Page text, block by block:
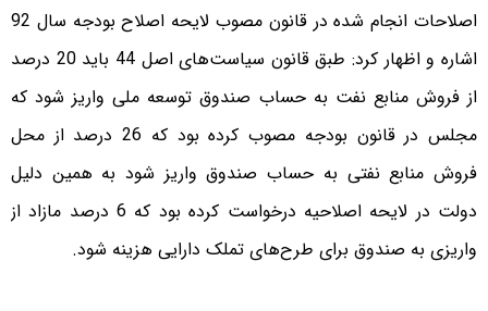
اصلاحات انجام شده در قانون مصوب لایحه اصلاح بودجه سال 92
اشاره و اظهار کرد: طبق قانون سیاست‌های اصل 44 باید 20 درصد
از فروش منابع نفت به حساب صندوق توسعه ملی واریز شود که
مجلس در قانون بودجه مصوب کرده بود که 26 درصد از محل
فروش منابع نفتی به حساب صندوق واریز شود به همین دلیل
دولت در لایحه اصلاحیه درخواست کرده بود که 6 درصد مازاد از
واریزی به صندوق برای طرح‌های تملک دارایی هزینه شود.